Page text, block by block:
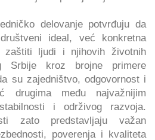
delovanje potvrđuju da
ideal, već konkretna
zaštiti ljudi i njihovih životnih
Srbije kroz brojne primere
su zajedništvo, odgovornost i
drugima među najvažnijim
i održivog razvoja.
zato predstavljaju važan
poverenja i kvaliteta